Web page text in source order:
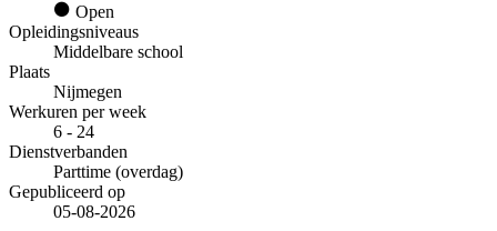
Open
Opleidingsniveaus
Middelbare school
Plaats
Nijmegen
Werkuren per week
6 - 24
Dienstverbanden
Parttime (overdag)
Gepubliceerd op
05-08-2026